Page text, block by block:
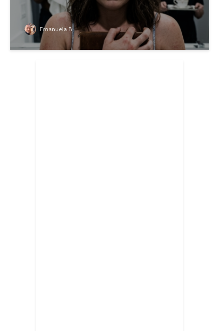
Emanuela B.